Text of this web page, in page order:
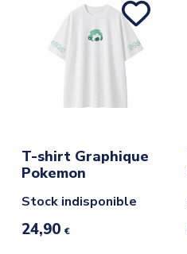
T-shirt Graphique
Pokemon
Stock indisponible
24,90 €